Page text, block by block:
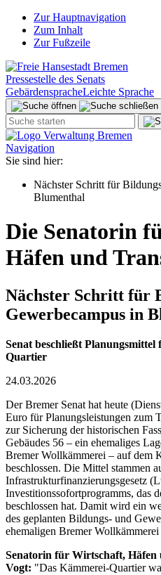
Zur Hauptnavigation
Zum Inhalt
Zur Fußzeile
Pressestelle des Senats
GebärdenspracheLeichte Sprache
Navigation
Sie sind hier:
Nächster Schritt für
Blumenthal
Die Senatorin
Häfen und
Nächster Schritt für
Gewerbecampus in
Senat beschließt
Quartier
24.03.2026
Der Bremer Senat hat heute
Euro für Planungsleistungen zum
zur Sicherung der historischen
Gebäudes 56 – ein ehemaliges
Bremer Wollkämmerei – auf dem
beschlossen. Die Mittel stammen
Infrastrukturfinanzierungsgesetz
Investitionssofortprogramms, das
beschlossen hat. Damit wird ein
des geplanten Bildungs- und
ehemaligen Bremer Wollkämmerei
Senatorin für Wirtschaft,
Vogt: "Das Kämmerei-Quartier